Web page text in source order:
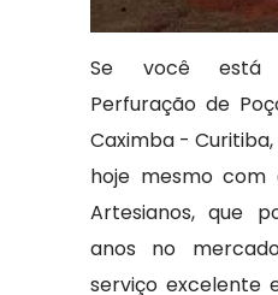
Se você está
Perfuração de
Caximba -
hoje mesmo com
Artesianos, que
anos no
serviço excelente